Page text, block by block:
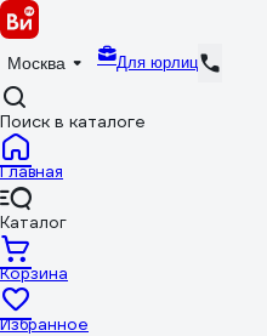
Москва Для юрлиц
Поиск в каталоге
Главная
Каталог
Корзина
Избранное